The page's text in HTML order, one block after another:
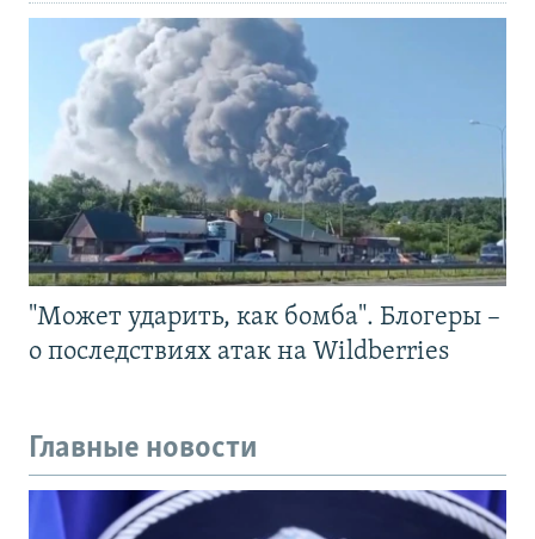
"Может ударить, как бомба". Блогеры –
о последствиях атак на Wildberries
Главные новости